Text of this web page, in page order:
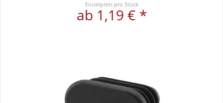
Einzelpreis pro Stück
ab 1,19 € *